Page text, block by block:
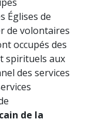
Églises de
de volontaires
occupés des
spirituels aux
des services
de la